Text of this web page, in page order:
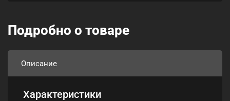
Подробно о товаре
Описание
Характеристики